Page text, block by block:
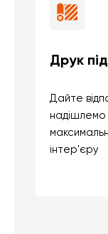
Друк
Дайте
надішлемо
інтер'єру